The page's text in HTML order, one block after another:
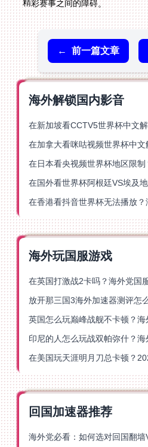
精彩赛事之间的障碍。
← 前一篇文章
海外解锁国内影音
海外玩国服游戏
回国加速器推荐